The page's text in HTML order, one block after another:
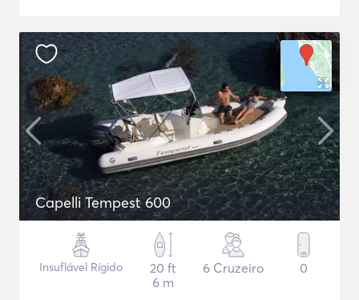
Capelli Tempest 600
Insuflável Rígido
20 ft
6 m
6 Cruzeiro 0